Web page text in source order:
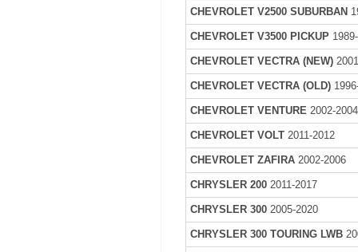
CHEVROLET V2500 SUBURBAN
CHEVROLET V3500 PICKUP
CHEVROLET VECTRA (NEW)
CHEVROLET VECTRA (OLD)
CHEVROLET VENTURE 2002-2004
CHEVROLET VOLT2011-2012
CHEVROLET ZAFIRA 2002-2006
CHRYSLER 200 2011-2017
CHRYSLER 300 2005-2020
CHRYSLER 300 TOURING LWB